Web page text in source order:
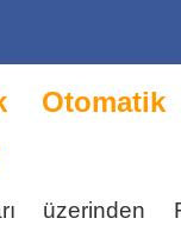
üzerinden